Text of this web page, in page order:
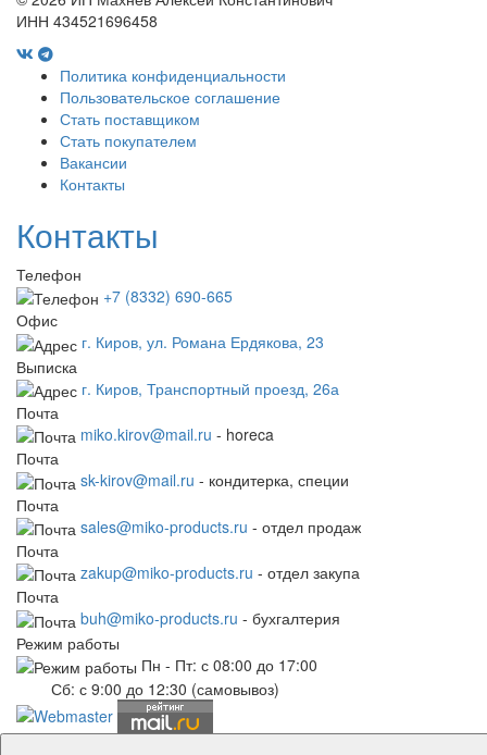
ИНН 434521696458
Политика конфиденциальности
Пользовательское соглашение
Стать поставщиком
Стать покупателем
Вакансии
Контакты
Контакты
Телефон
+7 (8332) 690-665
Офис
г. Киров, ул. Романа Ердякова, 23
Выписка
г. Киров, Транспортный проезд, 26а
Почта
miko.kirov@mail.ru - horeca
Почта
sk-kirov@mail.ru - кондитерка, специи
Почта
sales@miko-products.ru - отдел продаж
Почта
zakup@miko-products.ru - отдел закупа
Почта
buh@miko-products.ru - бухгалтерия
Режим работы
Пн - Пт: с 08:00 до 17:00
Сб: с 9:00 до 12:30 (самовывоз)